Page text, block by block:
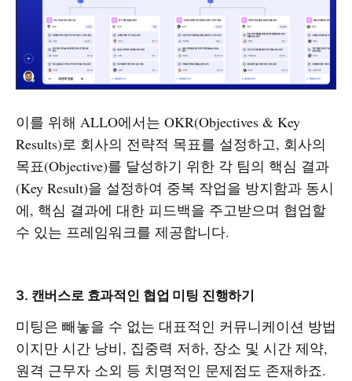
이를 위해 ALLO에서는 OKR(Objectives & Key
Results)로 회사의 전략적 목표를 설정하고, 회사의
목표(Objective)를 달성하기 위한 각 팀의 핵심 결과
(Key Result)을 설정하여 중복 작업을 방지함과 동시
에, 핵심 결과에 대한 피드백을 주고받으며 협업할
수 있는 프레임워크를 제공합니다.
3. 캔버스로 효과적인 협업 미팅 진행하기
미팅은 빼놓을 수 없는 대표적인 커뮤니케이션 방법
이지만 시간 낭비, 집중력 저하, 장소 및 시간 제약,
원격 근무자 소외 등 치명적인 문제점도 존재하죠.